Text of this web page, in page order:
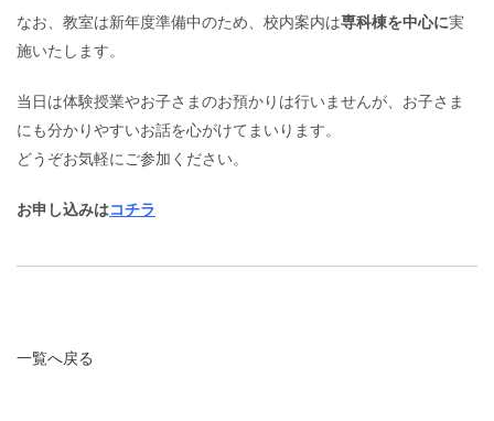
なお、教室は新年度準備中のため、校内案内は専科棟を中心に実
施いたします。
当日は体験授業やお子さまのお預かりは行いませんが、お子さま
にも分かりやすいお話を心がけてまいります。
どうぞお気軽にご参加ください。
お申し込みはコチラ
一覧へ戻る